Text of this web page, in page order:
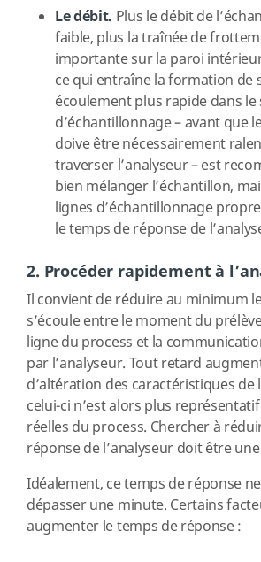
Le débit. Plus le débit de
faible, plus la traînée de
importante sur la paroi
ce qui entraîne la formation de
écoulement plus rapide dans le
d’échantillonnage – avant que
doive être nécessairement
traverser l’analyseur – est
bien mélanger l’échantillon,
lignes d’échantillonnage
le temps de réponse de
2. Procéder rapidement à
Il convient de réduire au minimum
s’écoule entre le moment du
ligne du process et la
par l’analyseur. Tout retard
d’altération des caractéristiques de
celui-ci n’est alors plus
réelles du process. Chercher à
réponse de l’analyseur doit être
Idéalement, ce temps de réponse
dépasser une minute. Certains
augmenter le temps de réponse :